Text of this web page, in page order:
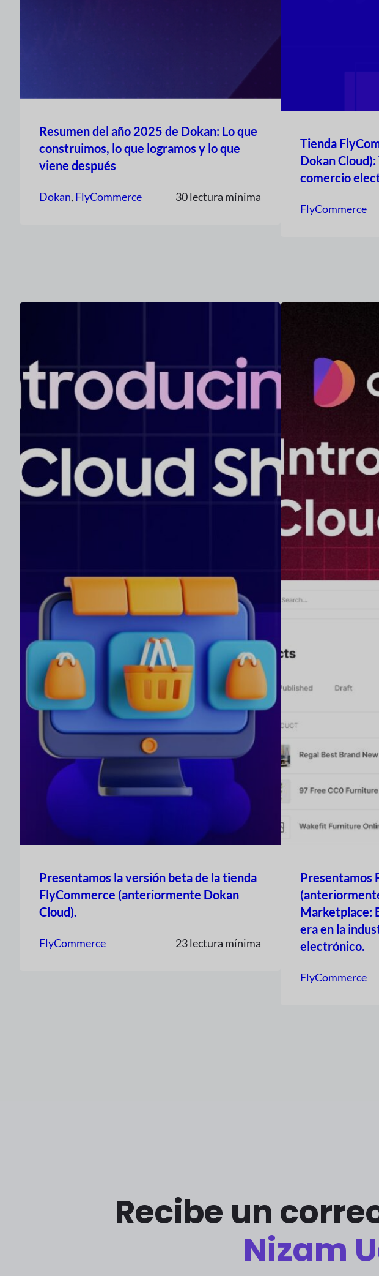
Resumen del año 2025 de Dokan: Lo que
construimos, lo que logramos y lo que
viene después
Dokan, FlyCommerce 30 lectura mínima
Tienda
Dokan
comercio
FlyCommerce
Presentamos la versión beta de la tienda
FlyCommerce (anteriormente Dokan
Cloud).
FlyCommerce 23 lectura mínima
Presentamos
Marketplace:
era en la
electrónico.
FlyCommerce
Recibe un
Nizam